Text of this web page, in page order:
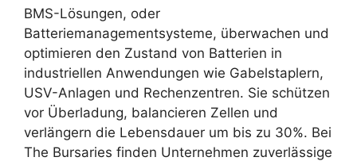
BMS-Lösungen, oder
Batteriemanagementsysteme, überwachen und
optimieren den Zustand von Batterien in
industriellen Anwendungen wie Gabelstaplern,
USV-Anlagen und Rechenzentren. Sie schützen
vor Überladung, balancieren Zellen und
verlängern die Lebensdauer um bis zu 30%. Bei
The Bursaries finden Unternehmen zuverlässige